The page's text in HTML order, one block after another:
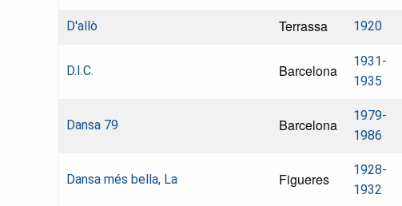
D'allò Terrassa 1920
D.I.C. Barcelona
1931-
1935
Dansa 79 Barcelona
1979-
1986
Dansa més bella, La Figueres
1928-
1932